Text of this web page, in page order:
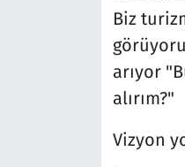
Biz
arıyor
alırım?"
Vizyon